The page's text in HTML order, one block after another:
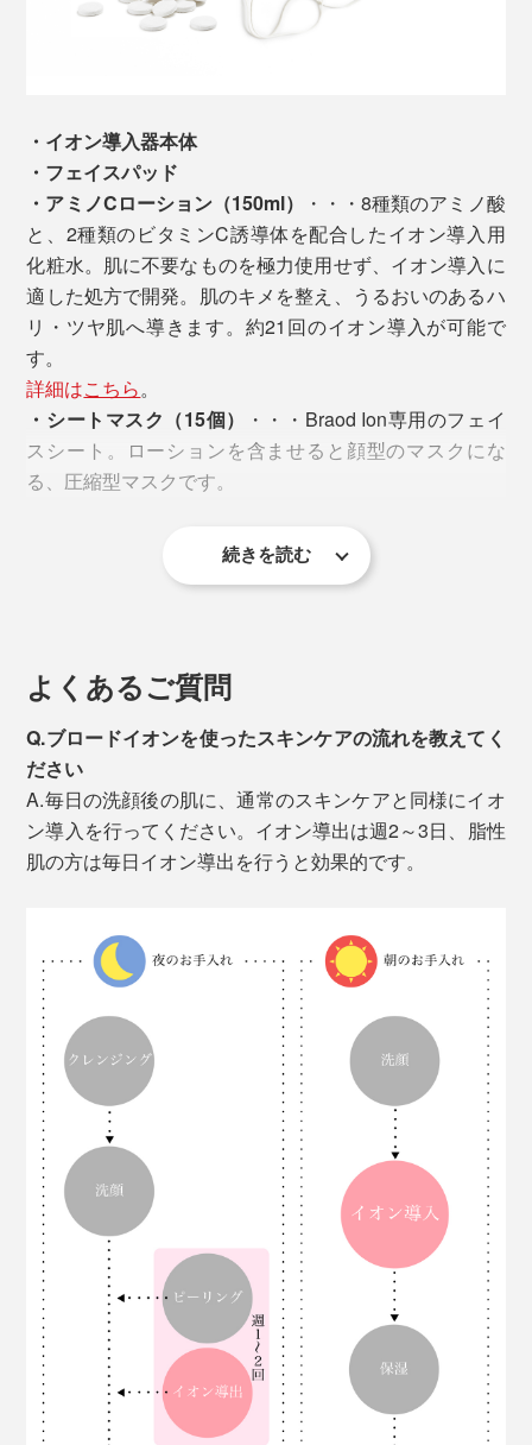
・イオン導入器本体
・フェイスパッド
・アミノCローション（150ml）
・・・8種類のアミノ酸
と、2種類のビタミンC誘導体を配合したイオン導入用
化粧水。肌に不要なものを極力使用せず、イオン導入に
適した処方で開発。肌のキメを整え、うるおいのあるハ
リ・ツヤ肌へ導きます。約21回のイオン導入が可能で
す。
詳細はこちら。
・シートマスク（15個）
・・・Braod Ion専用のフェイ
スシート。ローションを含ませると顔型のマスクにな
る、圧縮型マスクです。
※スペシャルケアに使用するイオン導入美容液は
から購入できます。
続きを読む
よくあるご質問
Q.ブロードイオンを使ったスキンケアの流れを教えてく
ださい
A.毎日の洗顔後の肌に、通常のスキンケアと同様にイオ
ン導入を行ってください。イオン導出は週2～3日、脂性
肌の方は毎日イオン導出を行うと効果的です。